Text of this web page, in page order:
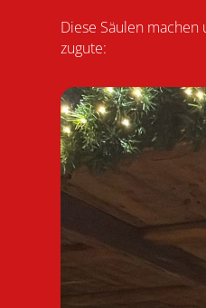
Diese Säulen
zugute: